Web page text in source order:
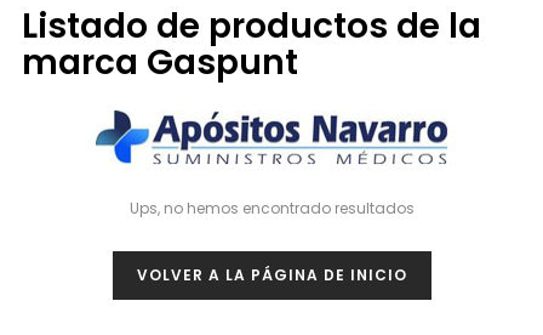
Listado de productos de la
marca Gaspunt
Ups, no hemos encontrado resultados
VOLVER A LA PÁGINA DE INICIO